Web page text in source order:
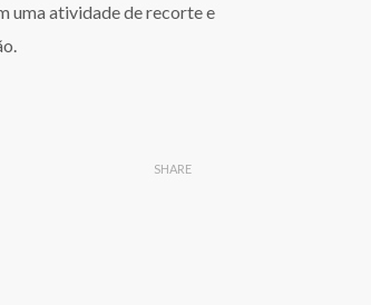
uma atividade de recorte e
SHARE